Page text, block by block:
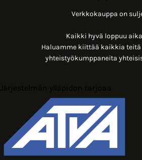
Verkkokauppa on
Kaikki hyvä loppuu
Haluamme kiittää kaikkia
yhteistyökumppaneita